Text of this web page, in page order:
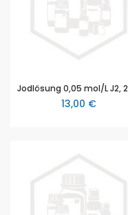
13,00 €